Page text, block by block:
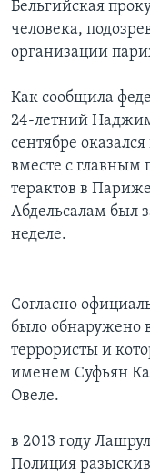
Бельгийская
человека,
организации
Как сообщила
24-летний
сентябре
вместе с главным
терактов в
Абдельсалам был
неделе.
Согласно
было обнаружено
террористы и
именем Суфьян
Овеле.
в 2013 году
Полиция